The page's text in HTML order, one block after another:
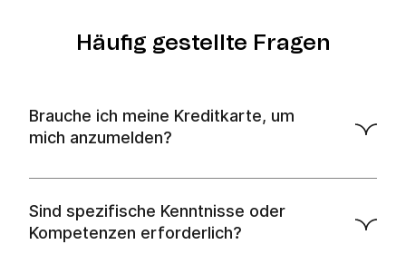
Häufig gestellte Fragen
Brauche ich meine Kreditkarte, um
mich anzumelden?
Sind spezifische Kenntnisse oder
Kompetenzen erforderlich?